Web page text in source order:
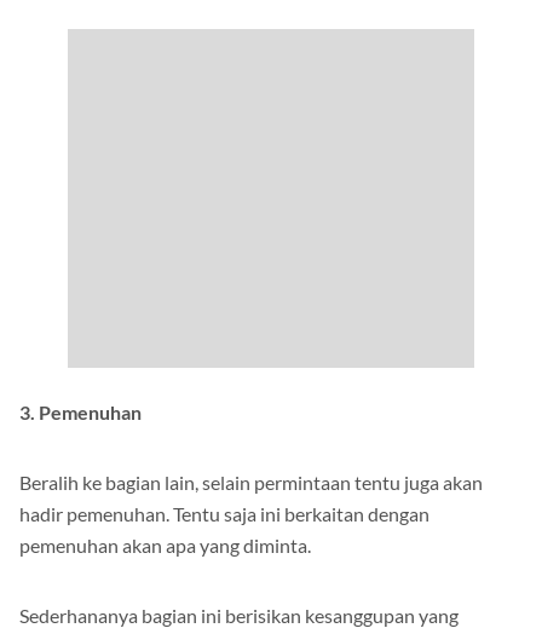
3. Pemenuhan
Beralih ke bagian lain, selain permintaan tentu juga akan
hadir pemenuhan. Tentu saja ini berkaitan dengan
pemenuhan akan apa yang diminta.
Sederhananya bagian ini berisikan kesanggupan yang